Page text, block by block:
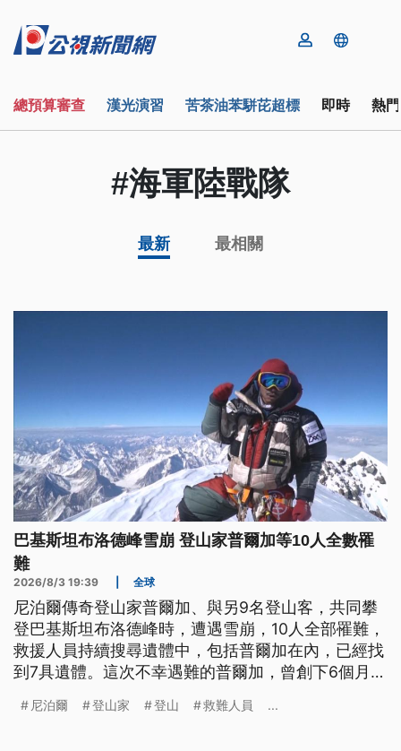
總預算審查 漢光演習 苦茶油苯駢芘超標 即時 熱
#海軍陸戰隊
最新 最相關
巴基斯坦布洛德峰雪崩 登山家普爾加等10人全數罹
難
2026/8/3 19:39 全球
尼泊爾傳奇登山家普爾加、與另9名登山客，共同攀
登巴基斯坦布洛德峰時，遭遇雪崩，10人全部罹難，
救援人員持續搜尋遺體中，包括普爾加在內，已經找
到7具遺體。這次不幸遇難的普爾加，曾創下6個月完
Netflix拍成紀錄片《勇闖世界14高峰》，並因此享譽
尼泊爾 登山家 登山 救難人員 ...